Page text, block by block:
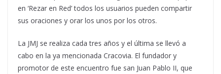
en ‘Rezar en Red’ todos los usuarios pueden compartir
sus oraciones y orar los unos por los otros.
La JMJ se realiza cada tres años y el última se llevó a
cabo en la ya mencionada Cracovia. El fundador y
promotor de este encuentro fue san Juan Pablo II, que